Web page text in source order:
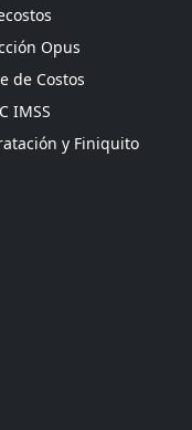
Opus
de Costos
IMSS
y Finiquito